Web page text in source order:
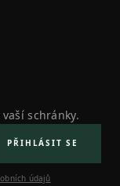
schránky.
PŘIHLÁSIT SE
údajů